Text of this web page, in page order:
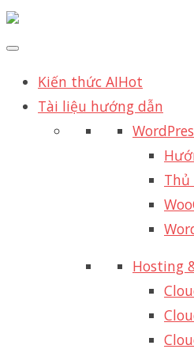
Kiến thức AIHot
Tài liệu hướng dẫn
Thủ
Hosting